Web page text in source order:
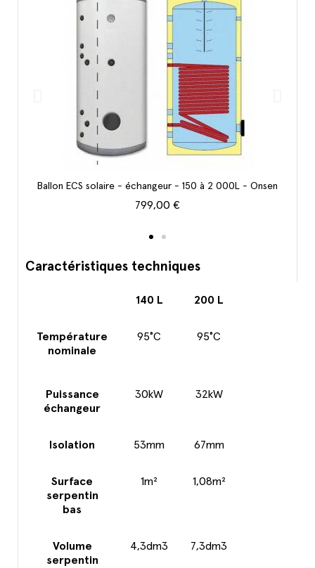
Voir le produit
Ballon ECS solaire - échangeur - 150 à 2 000L - Onsen
799,00 €
Caractéristiques techniques
140 L 200 L
Température
nominale
95°C 95°C
Puissance
échangeur
30kW 32kW
Isolation 53mm 67mm
Surface
serpentin
bas
1m² 1,08m²
Volume
serpentin
4,3dm3 7,3dm3